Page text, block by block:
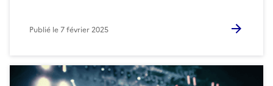
Publié le7 février 2025